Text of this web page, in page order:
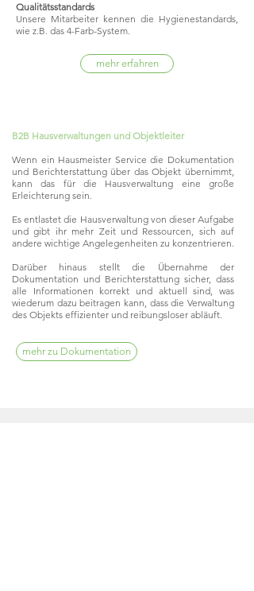
Qualitätsstandards
Unsere Mitarbeiter kennen die Hygienestandards,
wie z.B. das 4-Farb-System.
mehr erfahren
B2B Hausverwaltungen und Objektleiter
Wenn ein Hausmeister Service die Dokumentation
und Berichterstattung über das Objekt übernimmt,
kann das für die Hausverwaltung eine große
Erleichterung sein.
Es entlastet die Hausverwaltung von dieser Aufgabe
und gibt ihr mehr Zeit und Ressourcen, sich auf
andere wichtige Angelegenheiten zu konzentrieren.
Darüber hinaus stellt die Übernahme der
Dokumentation und Berichterstattung sicher, dass
alle Informationen korrekt und aktuell sind, was
wiederum dazu beitragen kann, dass die Verwaltung
des Objekts effizienter und reibungsloser abläuft.
mehr zu Dokumentation